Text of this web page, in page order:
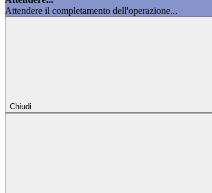
Attendere il completamento dell'operazione...
Chiudi